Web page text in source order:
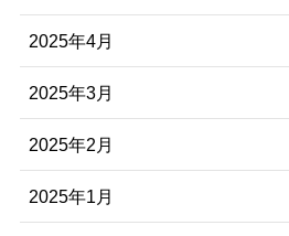
2025年4月
2025年3月
2025年2月
2025年1月